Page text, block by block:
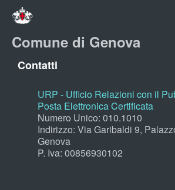
Comune di Genova
Contatti
URP - Ufficio Relazioni con il
Posta Elettronica Certificata
Numero Unico: 010.1010
Indirizzo: Via Garibaldi 9,
Genova
P. Iva: 00856930102